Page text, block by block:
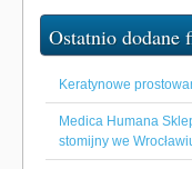
Ostatnio dodane
Keratynowe
Medica Humana
stomijny we